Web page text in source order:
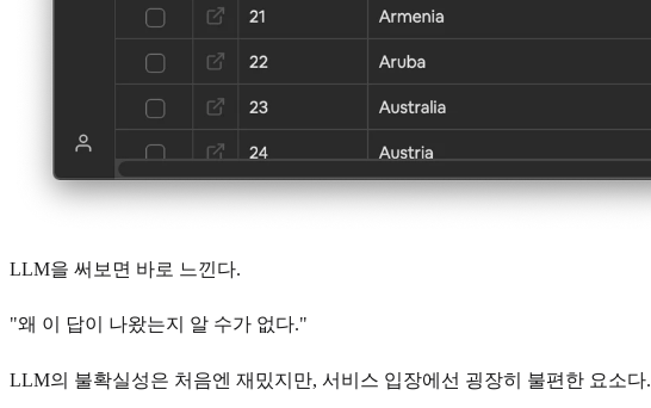
LLM을 써보면 바로 느낀다.
"왜 이 답이 나왔는지 알 수가 없다."
LLM의 불확실성은 처음엔 재밌지만, 서비스 입장에선 굉장히 불편한 요소다.